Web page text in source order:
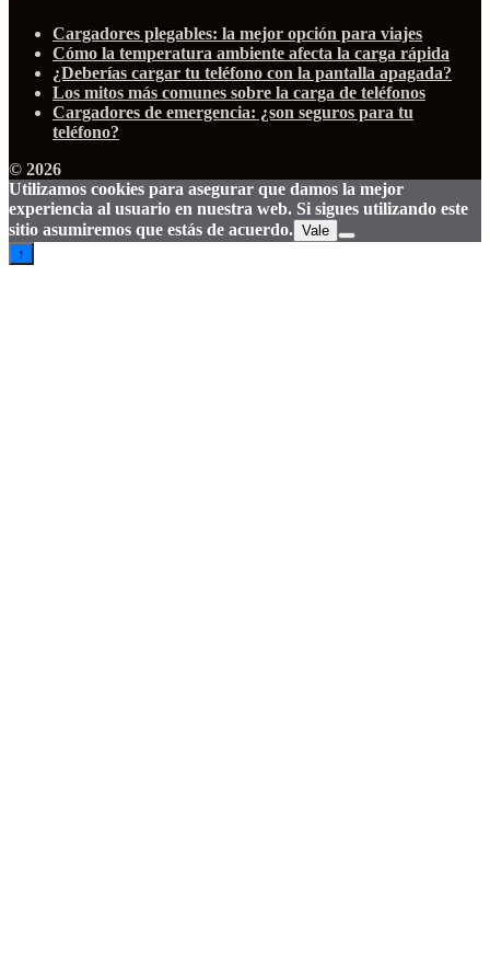
Cargadores plegables: la mejor opción para viajes
Cómo la temperatura ambiente afecta la carga rápida
¿Deberías cargar tu teléfono con la pantalla apagada?
Los mitos más comunes sobre la carga de teléfonos
Cargadores de emergencia: ¿son seguros para tu
teléfono?
© 2026
Utilizamos cookies para asegurar que damos la mejor
experiencia al usuario en nuestra web. Si sigues utilizando este
sitio asumiremos que estás de acuerdo. Vale
↑